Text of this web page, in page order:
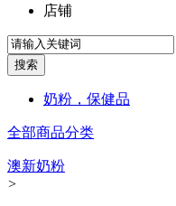
店铺
奶粉，保健品
全部商品分类
澳新奶粉
>